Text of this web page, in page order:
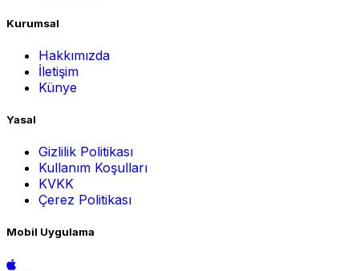
Kurumsal
Hakkımızda
İletişim
Künye
Yasal
Gizlilik Politikası
Kullanım Koşulları
KVKK
Çerez Politikası
Mobil Uygulama